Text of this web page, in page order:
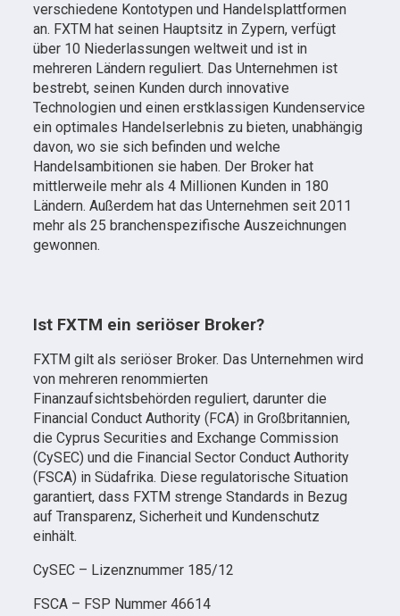
verschiedene Kontotypen und Handelsplattformen
an. FXTM hat seinen Hauptsitz in Zypern, verfügt
über 10 Niederlassungen weltweit und ist in
mehreren Ländern reguliert. Das Unternehmen ist
bestrebt, seinen Kunden durch innovative
Technologien und einen erstklassigen Kundenservice
ein optimales Handelserlebnis zu bieten, unabhängig
davon, wo sie sich befinden und welche
Handelsambitionen sie haben. Der Broker hat
mittlerweile mehr als 4 Millionen Kunden in 180
Ländern. Außerdem hat das Unternehmen seit 2011
mehr als 25 branchenspezifische Auszeichnungen
gewonnen.
Ist FXTM ein seriöser Broker?
FXTM gilt als seriöser Broker. Das Unternehmen wird
von mehreren renommierten
Finanzaufsichtsbehörden reguliert, darunter die
Financial Conduct Authority (FCA) in Großbritannien,
die Cyprus Securities and Exchange Commission
(CySEC) und die Financial Sector Conduct Authority
(FSCA) in Südafrika. Diese regulatorische Situation
garantiert, dass FXTM strenge Standards in Bezug
auf Transparenz, Sicherheit und Kundenschutz
einhält.
CySEC – Lizenznummer 185/12
FSCA – FSP Nummer 46614